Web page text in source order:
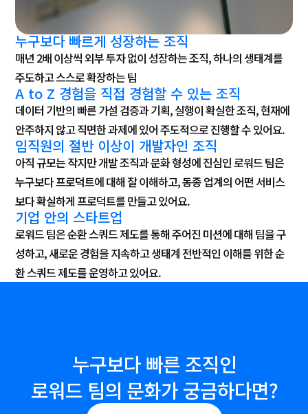
누구보다 빠르게 성장하는 조직
매년 2배 이상씩 외부 투자 없이 성장하는 조직, 하나의 생태계를
주도하고 스스로 확장하는 팀
A to Z 경험을 직접 경험할 수 있는 조직
데이터 기반의 빠른 가설 검증과 기획, 실행이 확실한 조직, 현재에
안주하지 않고 직면한 과제에 있어 주도적으로 진행할 수 있어요.
임직원의 절반 이상이 개발자인 조직
아직 규모는 작지만 개발 조직과 문화 형성에 진심인 로워드 팀은
누구보다 프로덕트에 대해 잘 이해하고, 동종 업계의 어떤 서비스
보다 확실하게 프로덕트를 만들고 있어요.
기업 안의 스타트업
로워드 팀은 순환 스쿼드 제도를 통해 주어진 미션에 대해 팀을 구
성하고, 새로운 경험을 지속하고 생태계 전반적인 이해를 위한 순
환 스쿼드 제도를 운영하고 있어요.
누구보다 빠른 조직인
로워드 팀의 문화가 궁금하다면?